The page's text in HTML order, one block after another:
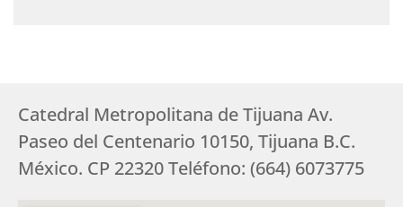
Catedral Metropolitana de Tijuana Av.
Paseo del Centenario 10150, Tijuana B.C.
México. CP 22320 Teléfono: (664) 6073775